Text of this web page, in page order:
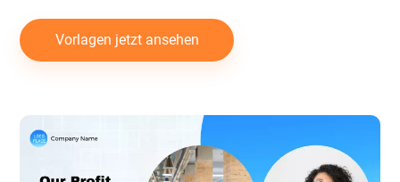
Vorlagen jetzt ansehen